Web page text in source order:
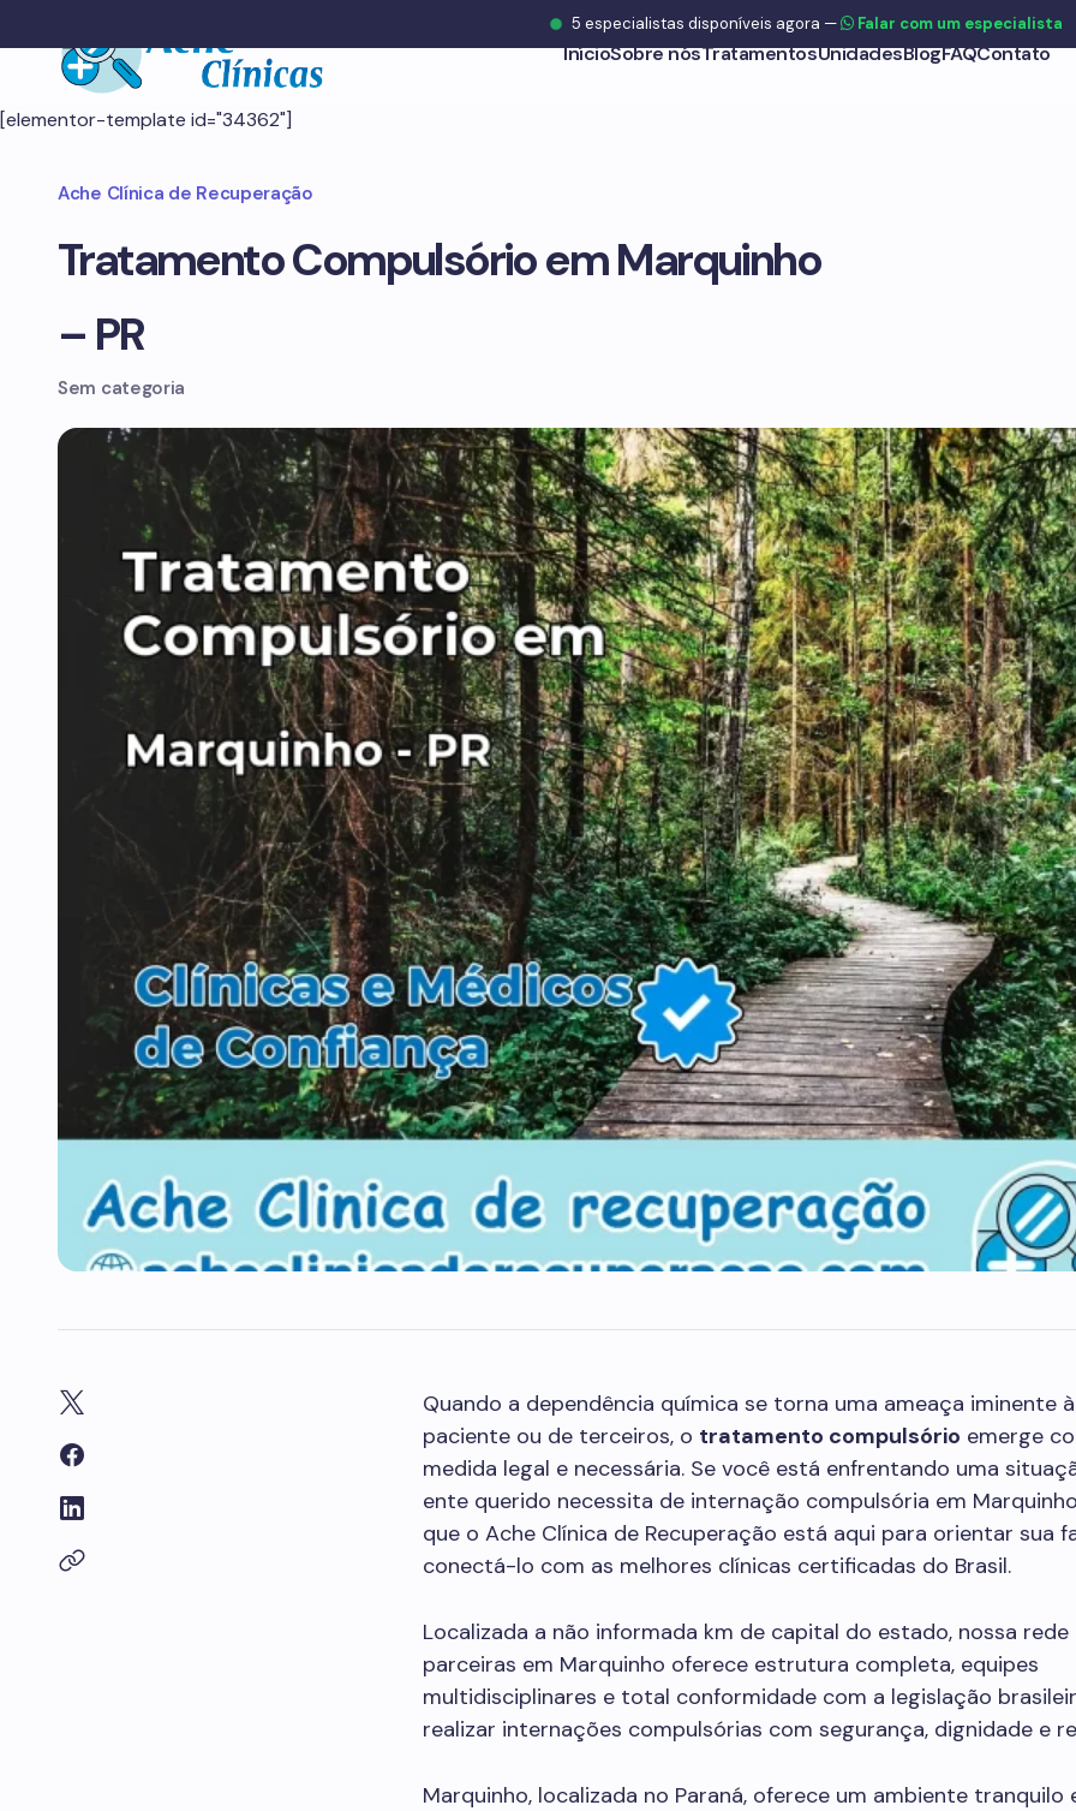
InícioSobre nósTratamentosUnidadesBlogFAQContato
[elementor-template id="34362"]
Ache Clínica de Recuperação
Tratamento Compulsório em Marquinho
– PR
Sem categoria
Quando a dependência química se torna uma ameaça iminente
paciente ou de terceiros, o tratamento compulsório emerge
medida legal e necessária. Se você está enfrentando uma
ente querido necessita de internação compulsória em
que o Ache Clínica de Recuperação está aqui para orientar sua
conectá-lo com as melhores clínicas certificadas do Brasil.
Localizada a não informada km de capital do estado, nossa rede
parceiras em Marquinho oferece estrutura completa, equipes
multidisciplinares e total conformidade com a legislação
realizar internações compulsórias com segurança, dignidade e
Marquinho, localizada no Paraná, oferece um ambiente tranquilo
5 especialistas disponíveis agora — Falar com um especialista